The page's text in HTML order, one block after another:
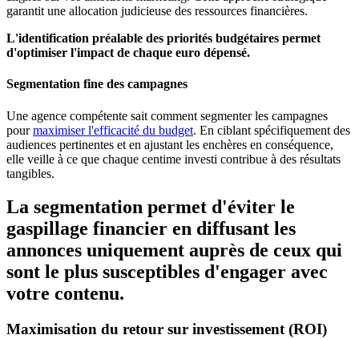
garantit une allocation judicieuse des ressources financières.
L'identification préalable des priorités budgétaires permet
d'optimiser l'impact de chaque euro dépensé.
Segmentation fine des campagnes
Une agence compétente sait comment segmenter les campagnes
pourmaximiser l'efficacité du budget. En ciblant spécifiquement des
audiences pertinentes et en ajustant les enchères en conséquence,
elle veille à ce que chaque centime investi contribue à des résultats
tangibles.
La segmentation permet d'éviter le
gaspillage financier en diffusant les
annonces uniquement auprès de ceux qui
sont le plus susceptibles d'engager avec
votre contenu.
Maximisation du retour sur investissement (ROI)